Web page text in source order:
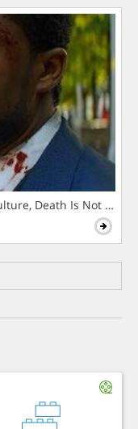
Death Is Not The